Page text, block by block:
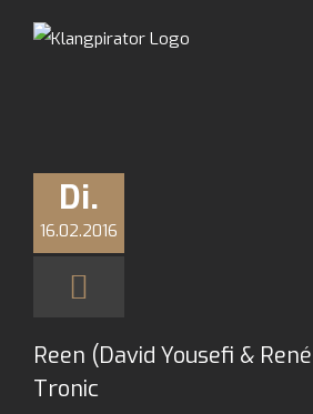
Di.
16.02.2016
Reen (David Yousefi &
Tronic